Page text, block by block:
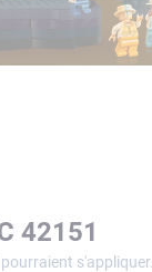
42151
s'appliquer.